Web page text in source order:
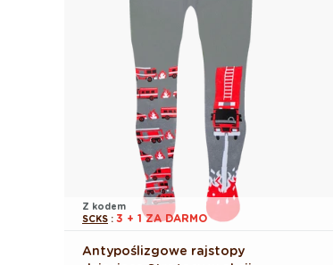
Z kodem
SCKS : 3 + 1 ZA DARMO
Antypoślizgowe rajstopy